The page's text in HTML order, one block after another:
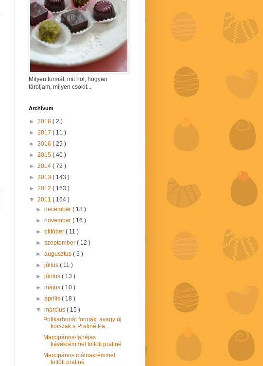
Milyen formát, mit hol, hogyan
tároljam, milyen csokit...
Archívum
► 2018 ( 2 )
► 2017 ( 11 )
► 2016 ( 25 )
► 2015 ( 40 )
► 2014 ( 72 )
► 2013 ( 143 )
► 2012 ( 163 )
▼ 2011 ( 164 )
►december( 18 )
►november( 16 )
►október( 11 )
►szeptember( 12 )
►augusztus( 5 )
►július( 11 )
►június( 13 )
►május( 10 )
►április( 18 )
▼március( 15 )
Polikarbonát formák, avagy új
korszak a Praliné Pa...
Marcipános-fahéjas
kávékrémmel töltött praliné
Marcipános málnakrémmel
töltött praliné